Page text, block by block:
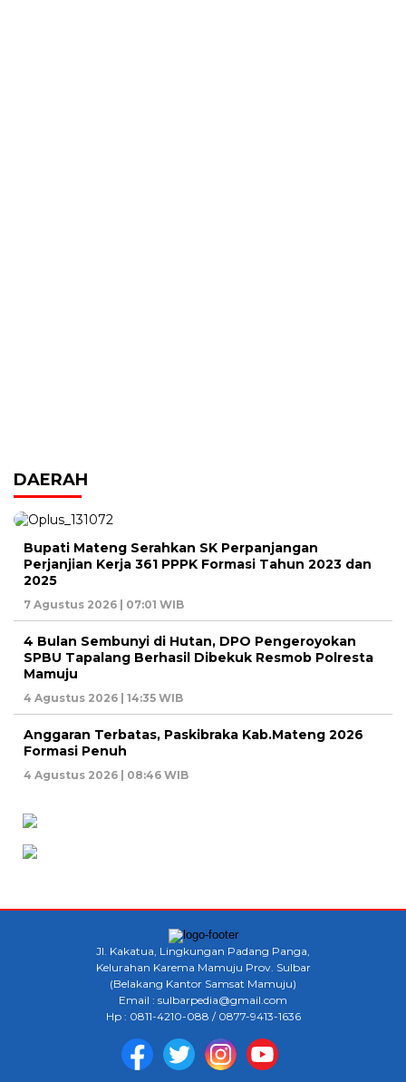
DAERAH
Bupati Mateng Serahkan SK Perpanjangan
Perjanjian Kerja 361 PPPK Formasi Tahun 2023 dan
2025
7 Agustus 2026 | 07:01 WIB
4 Bulan Sembunyi di Hutan, DPO Pengeroyokan
SPBU Tapalang Berhasil Dibekuk Resmob Polresta
Mamuju
4 Agustus 2026 | 14:35 WIB
Anggaran Terbatas, Paskibraka Kab.Mateng 2026
Formasi Penuh
4 Agustus 2026 | 08:46 WIB
Jl. Kakatua, Lingkungan Padang Panga,
Kelurahan Karema Mamuju Prov. Sulbar
(Belakang Kantor Samsat Mamuju)
Email : sulbarpedia@gmail.com
Hp : 0811-4210-088 / 0877-9413-1636